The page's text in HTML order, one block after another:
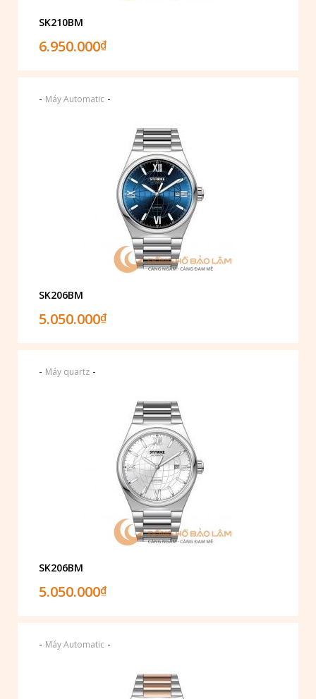
SK210BM
6.950.000₫
- Máy Automatic -
SK206BM
5.050.000₫
- Máy quartz -
SK206BM
5.050.000₫
- Máy Automatic -